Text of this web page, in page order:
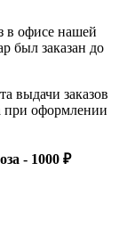
в офисе нашей
был заказан до
выдачи заказов
при оформлении
- 1000 ₽